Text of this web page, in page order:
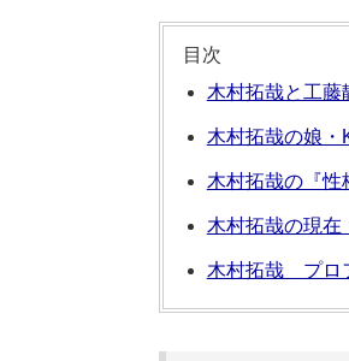
目次
木村拓哉と工藤
木村拓哉の娘
木村拓哉の『性
木村拓哉の現在
木村拓哉 プロ